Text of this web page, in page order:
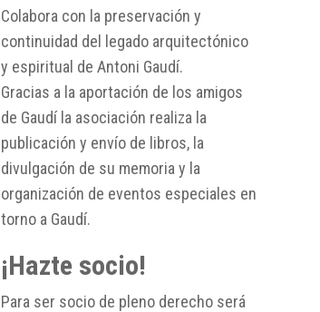
Colabora con la preservación y
continuidad del legado arquitectónico
y espiritual de Antoni Gaudí.
Gracias a la aportación de los amigos
de Gaudí la asociación realiza la
publicación y envío de libros, la
divulgación de su memoria y la
organización de eventos especiales en
torno a Gaudí.
¡Hazte socio!
Para ser socio de pleno derecho será